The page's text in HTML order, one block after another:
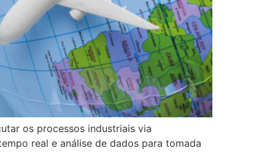
os processos industriais via
real e análise de dados para tomada